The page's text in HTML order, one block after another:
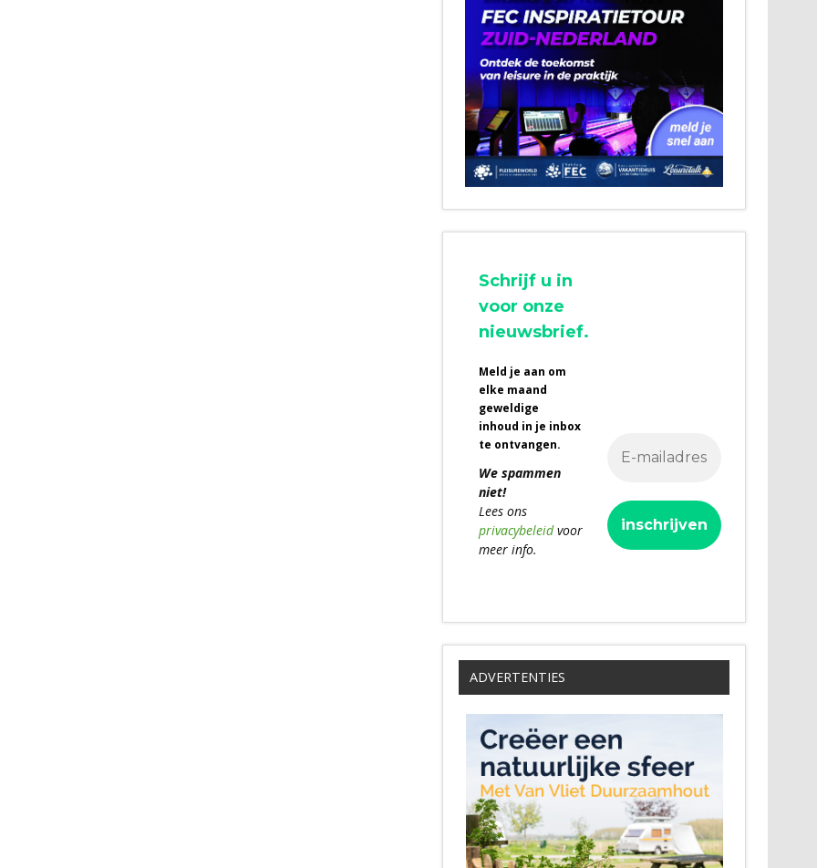
Schrijf u in
voor onze
nieuwsbrief.
Meld je aan om
elke maand
geweldige
inhoud in je inbox
te ontvangen.
We spammen
niet!
Lees ons
privacybeleidvoor
meer info.
ADVERTENTIES